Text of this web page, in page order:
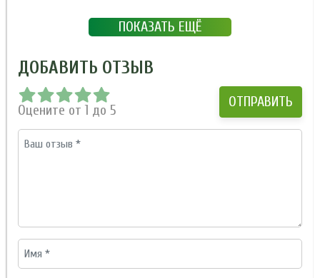
ПОКАЗАТЬ ЕЩЁ
ДОБАВИТЬ ОТЗЫВ
Оцените от 1 до 5